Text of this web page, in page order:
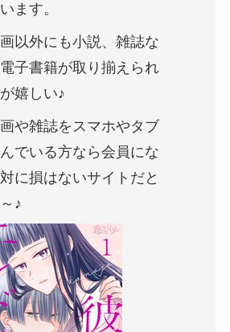
ます。
以外にも小説、雑誌な
子書籍が取り揃えられ
嬉しい♪
や雑誌をスマホやタブ
でいる方なら会員にな
に損はないサイトだと
♪